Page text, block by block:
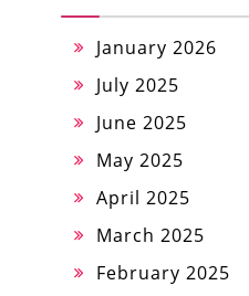
January 2026
July 2025
June 2025
May 2025
April 2025
March 2025
February 2025